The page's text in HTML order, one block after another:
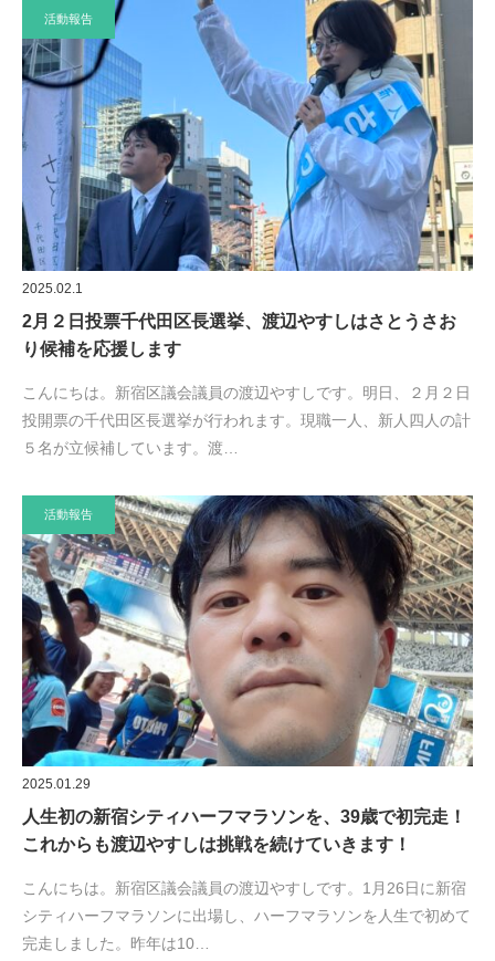
活動報告
2025.02.1
2月２日投票千代田区長選挙、渡辺やすしはさとうさお
り候補を応援します
こんにちは。新宿区議会議員の渡辺やすしです。明日、２月２日
投開票の千代田区長選挙が行われます。現職一人、新人四人の計
５名が立候補しています。渡…
活動報告
2025.01.29
人生初の新宿シティハーフマラソンを、39歳で初完走！
これからも渡辺やすしは挑戦を続けていきます！
こんにちは。新宿区議会議員の渡辺やすしです。1月26日に新宿
シティハーフマラソンに出場し、ハーフマラソンを人生で初めて
完走しました。昨年は10…